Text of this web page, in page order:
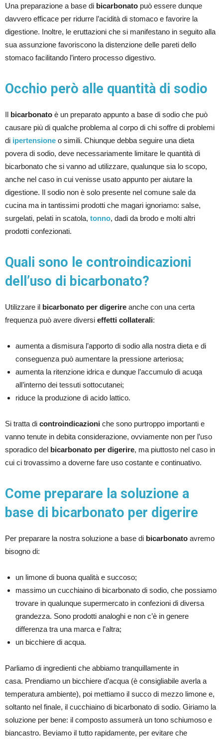
Una preparazione a base di bicarbonato può essere dunque
davvero efficace per ridurre l’acidità di stomaco e favorire la
digestione. Inoltre, le eruttazioni che si manifestano in seguito alla
sua assunzione favoriscono la distenzione delle pareti dello
stomaco facilitando l’intero processo digestivo.
Occhio però alle quantità di sodio
Il bicarbonato è un preparato appunto a base di sodio che può
causare più di qualche problema al corpo di chi soffre di problemi
di ipertensione o simili. Chiunque debba seguire una dieta
povera di sodio, deve necessariamente limitare le quantità di
bicarbonato che si vanno ad utilizzare, qualunque sia lo scopo,
anche nel caso in cui venisse usato appunto per aiutare la
digestione. Il sodio non è solo presente nel comune sale da
cucina ma in tantissimi prodotti che magari ignoriamo: salse,
surgelati, pelati in scatola, tonno, dadi da brodo e molti altri
prodotti confezionati.
Quali sono le controindicazioni
dell’uso di bicarbonato?
Utilizzare il bicarbonato per digerire anche con una certa
frequenza può avere diversi effetti collaterali:
aumenta a dismisura l’apporto di sodio alla nostra dieta e di
conseguenza può aumentare la pressione arteriosa;
aumenta la ritenzione idrica e dunque l’accumulo di acuqa
all’interno dei tessuti sottocutanei;
riduce la produzione di acido lattico.
Si tratta di controindicazioni che sono purtroppo importanti e
vanno tenute in debita considerazione, ovviamente non per l’uso
sporadico del bicarbonato per digerire, ma piuttosto nel caso in
cui ci trovassimo a doverne fare uso costante e continuativo.
Come preparare la soluzione a
base di bicarbonato per digerire
Per preparare la nostra soluzione a base di bicarbonato avremo
bisogno di:
un limone di buona qualità e succoso;
massimo un cucchiaino di bicarbonato di sodio, che possiamo
trovare in qualunque supermercato in confezioni di diversa
grandezza. Sono prodotti analoghi e non c’è in genere
differenza tra una marca e l’altra;
un bicchiere di acqua.
Parliamo di ingredienti che abbiamo tranquillamente in
casa. Prendiamo un bicchiere d’acqua (è consigliabile averla a
temperatura ambiente), poi mettiamo il succo di mezzo limone e,
soltanto nel finale, il cucchiaino di bicarbonato di sodio. Giriamo la
soluzione per bene: il composto assumerà un tono schiumoso e
biancastro. Beviamo il tutto rapidamente, per evitare che